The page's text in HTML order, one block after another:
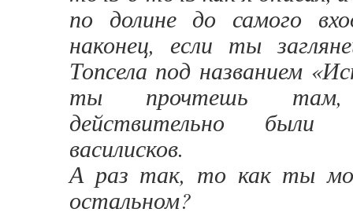
по долине до самого
наконец, если ты
Топсела под названием
ты прочтешь там,
действительно были
василисков.
А раз так, то как ты
остальном?